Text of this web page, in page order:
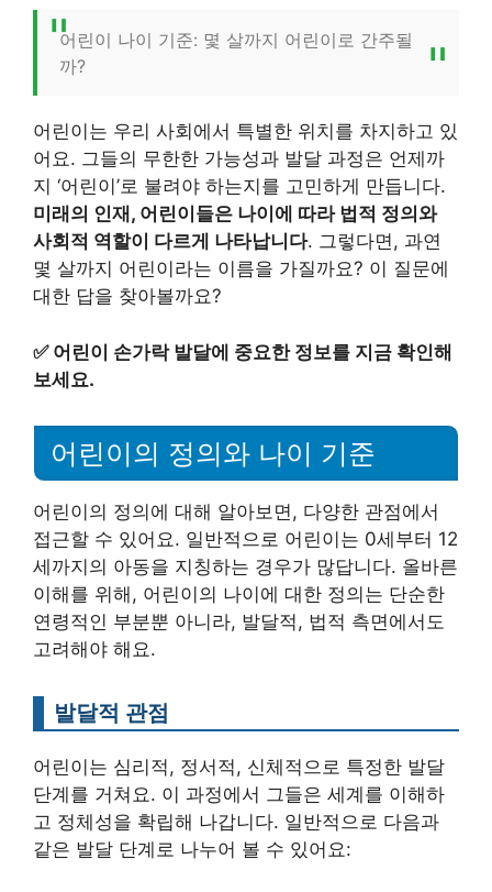
어린이 나이 기준: 몇 살까지 어린이로 간주될
까?
어린이는 우리 사회에서 특별한 위치를 차지하고 있
어요. 그들의 무한한 가능성과 발달 과정은 언제까
지 ‘어린이’로 불려야 하는지를 고민하게 만듭니다.
미래의 인재, 어린이들은 나이에 따라 법적 정의와
사회적 역할이 다르게 나타납니다. 그렇다면, 과연
몇 살까지 어린이라는 이름을 가질까요? 이 질문에
대한 답을 찾아볼까요?
✅ 어린이 손가락 발달에 중요한 정보를 지금 확인해
보세요.
어린이의 정의와 나이 기준
어린이의 정의에 대해 알아보면, 다양한 관점에서
접근할 수 있어요. 일반적으로 어린이는 0세부터 12
세까지의 아동을 지칭하는 경우가 많답니다. 올바른
이해를 위해, 어린이의 나이에 대한 정의는 단순한
연령적인 부분뿐 아니라, 발달적, 법적 측면에서도
고려해야 해요.
발달적 관점
어린이는 심리적, 정서적, 신체적으로 특정한 발달
단계를 거쳐요. 이 과정에서 그들은 세계를 이해하
고 정체성을 확립해 나갑니다. 일반적으로 다음과
같은 발달 단계로 나누어 볼 수 있어요: